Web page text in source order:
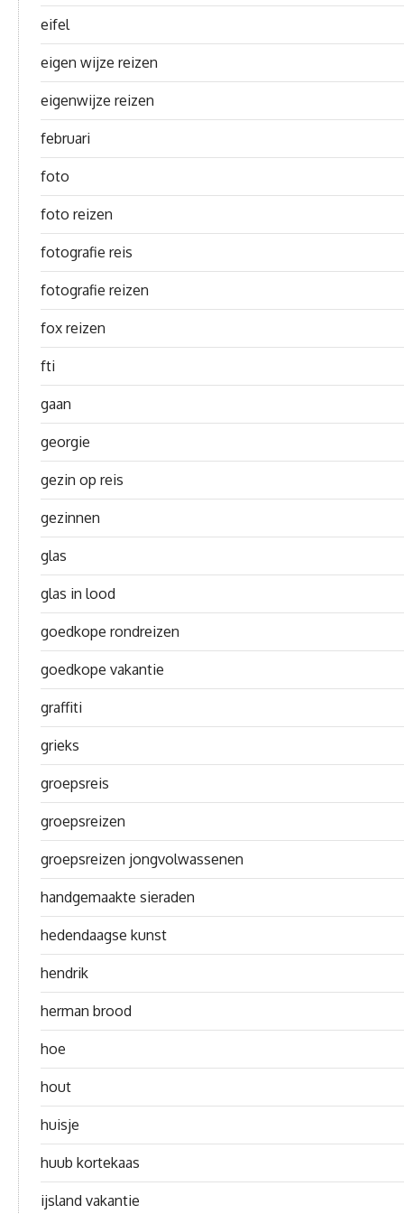
eifel
eigen wijze reizen
eigenwijze reizen
februari
foto
foto reizen
fotografie reis
fotografie reizen
fox reizen
fti
gaan
georgie
gezin op reis
gezinnen
glas
glas in lood
goedkope rondreizen
goedkope vakantie
graffiti
grieks
groepsreis
groepsreizen
groepsreizen jongvolwassenen
handgemaakte sieraden
hedendaagse kunst
hendrik
herman brood
hoe
hout
huisje
huub kortekaas
ijsland vakantie